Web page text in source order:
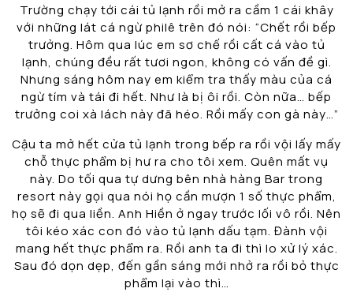
Trường chạy tới cái tủ lạnh rồi mở ra cầm 1 cái khây
với những lát cá ngừ philê trên đó nói: “Chết rồi bếp
trưởng. Hôm qua lúc em sơ chế rồi cất cá vào tủ
lạnh, chúng đều rất tươi ngon, không có vấn đề gì.
Nhưng sáng hôm nay em kiểm tra thấy màu của cá
ngừ tím và tái đi hết. Như là bị ôi rồi. Còn nữa… bếp
trưởng coi xà lách này đã héo. Rồi mấy con gà này…”
Cậu ta mở hết cửa tủ lạnh trong bếp ra rồi vội lấy mấy
chỗ thực phẩm bị hư ra cho tôi xem. Quên mất vụ
này. Do tối qua tự dưng bên nhà hàng Bar trong
resort này gọi qua nói họ cần mượn 1 số thực phẩm,
họ sẽ đi qua liền. Anh Hiền ở ngay trước lối vô rồi. Nên
tôi kéo xác con đó vào tủ lạnh dấu tạm. Đành vội
mang hết thực phẩm ra. Rồi anh ta đi thì lo xử lý xác.
Sau đó dọn dẹp, đến gần sáng mới nhở ra rồi bỏ thực
phẩm lại vào thì…